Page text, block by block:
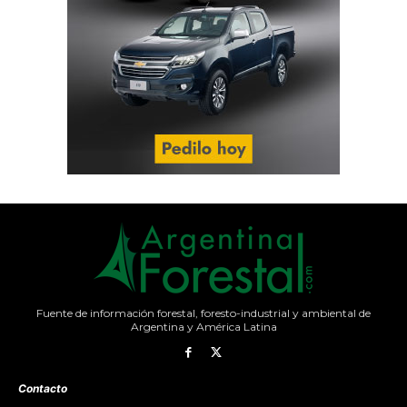
Fuente de información forestal, foresto-industrial y ambiental de
Argentina y América Latina
Contacto